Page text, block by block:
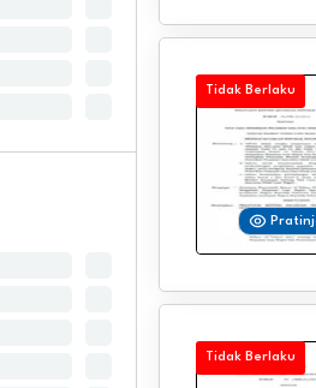
Tidak Berlaku
Tidak Berlaku